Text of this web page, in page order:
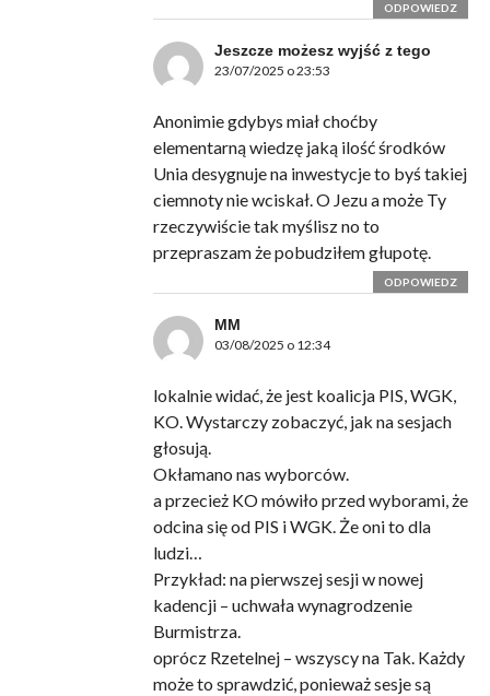
ODPOWIEDZ
Jeszcze możesz wyjść z tego
23/07/2025 o 23:53
Anonimie gdybys miał choćby
elementarną wiedzę jaką ilość środków
Unia desygnuje na inwestycje to byś takiej
ciemnoty nie wciskał. O Jezu a może Ty
rzeczywiście tak myślisz no to
przepraszam że pobudziłem głupotę.
ODPOWIEDZ
MM
03/08/2025 o 12:34
lokalnie widać, że jest koalicja PIS, WGK,
KO. Wystarczy zobaczyć, jak na sesjach
głosują.
Okłamano nas wyborców.
a przecież KO mówiło przed wyborami, że
odcina się od PIS i WGK. Że oni to dla
ludzi…
Przykład: na pierwszej sesji w nowej
kadencji – uchwała wynagrodzenie
Burmistrza.
oprócz Rzetelnej – wszyscy na Tak. Każdy
może to sprawdzić, ponieważ sesje są